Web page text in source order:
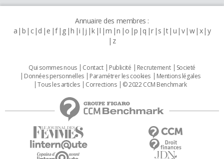
Annuaire des membres :
a b c d e f g h i j k l m n o p q r s t u v w x y
z
Qui sommes nous Contact Publicité Recrutement
Societé
Données personnelles
Paramétrer les cookies
Mentions légales
Tous les articles
Corrections © 2022 CCM Benchmark